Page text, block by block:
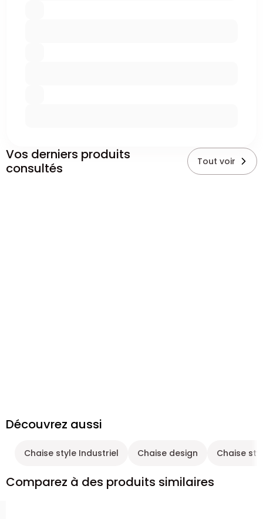
Vos derniers produits
consultés
Tout voir
Découvrez aussi
Chaise style Industriel Chaise design Chaise
Comparez à des produits similaires